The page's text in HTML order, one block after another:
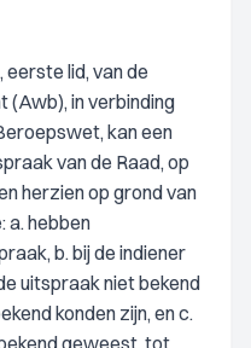
eerste lid, van de
in verbinding
kan een
van de Raad, op
herzien op grond van
a. hebben
b. bij de indiener
uitspraak niet bekend
konden zijn, en c.
geweest, tot